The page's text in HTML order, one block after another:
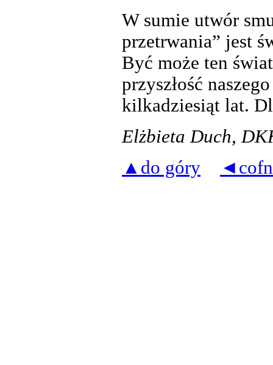
W sumie utwór
przetrwania” jest
Być może ten
przyszłość
kilkadziesiąt lat.
Elżbieta Duch,
▲do góry